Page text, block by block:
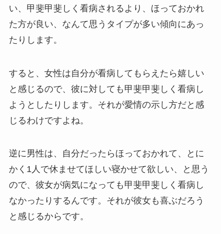
い、甲斐甲斐しく看病されるより、ほっておかれ
た方が良い、なんて思うタイプが多い傾向にあっ
たりします。
すると、女性は自分が看病してもらえたら嬉しい
と感じるので、彼に対しても甲斐甲斐しく看病し
ようとしたりします。それが愛情の示し方だと感
じるわけですよね。
逆に男性は、自分だったらほっておかれて、とに
かく1人で休ませてほしい寝かせて欲しい、と思う
ので、彼女が病気になっても甲斐甲斐しく看病し
なかったりするんです。それが彼女も喜ぶだろう
と感じるからです。